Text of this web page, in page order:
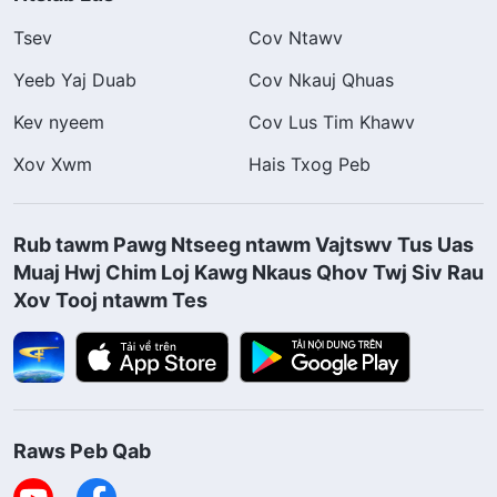
Tsev
Cov Ntawv
Yeeb Yaj Duab
Cov Nkauj Qhuas
Kev nyeem
Cov Lus Tim Khawv
Xov Xwm
Hais Txog Peb
Rub tawm Pawg Ntseeg ntawm Vajtswv Tus Uas
Muaj Hwj Chim Loj Kawg Nkaus Qhov Twj Siv Rau
Xov Tooj ntawm Tes
Raws Peb Qab